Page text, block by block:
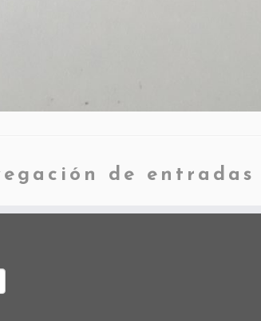
de entradas